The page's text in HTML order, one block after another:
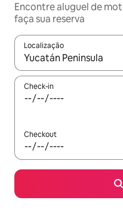
Encontre aluguel de
faça sua reserva
Localização
Quando os resultados
Check-in
Checkout